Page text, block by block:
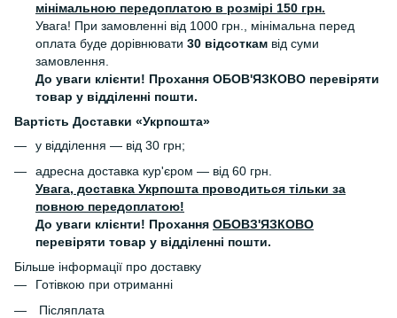
мінімальною передоплатою в розмірі 150 грн.
Увага! При замовленні від 1000 грн., мінімальна перед
оплата буде дорівнювати 30 відсоткам від суми
замовлення.
До уваги клієнти! Прохання ОБОВ'ЯЗКОВО перевіряти
товар у відділенні пошти.
Вартість Доставки «Укрпошта»
у відділення — від 30 грн;
адресна доставка кур'єром — від 60 грн.
Увага, доставка Укрпошта проводиться тільки за
повною передоплатою!
До уваги клієнти! Прохання ОБОВЗ'ЯЗКОВО
перевіряти товар у відділенні пошти.
Більше інформації про доставку
Готівкою при отриманні
Післяплата